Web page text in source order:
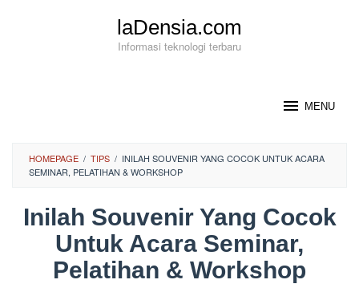
laDensia.com
Informasi teknologi terbaru
MENU
HOMEPAGE / TIPS / INILAH SOUVENIR YANG COCOK UNTUK ACARA
SEMINAR, PELATIHAN & WORKSHOP
Inilah Souvenir Yang Cocok
Untuk Acara Seminar,
Pelatihan & Workshop